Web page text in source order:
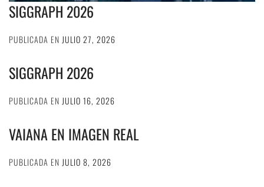
SIGGRAPH 2026
PUBLICADA EN JULIO 27, 2026
SIGGRAPH 2026
PUBLICADA EN JULIO 16, 2026
VAIANA EN IMAGEN REAL
PUBLICADA EN JULIO 8, 2026